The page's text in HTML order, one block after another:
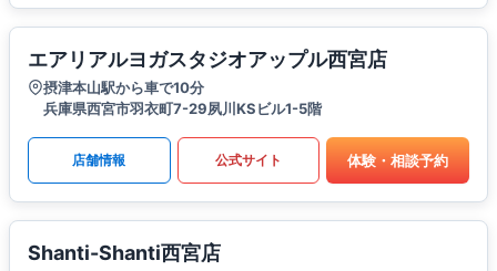
エアリアルヨガスタジオアップル西宮店
摂津本山駅から車で10分
兵庫県西宮市羽衣町7-29夙川KSビル1-5階
店舗情報 公式サイト 体験・相談予約
Shanti-Shanti西宮店